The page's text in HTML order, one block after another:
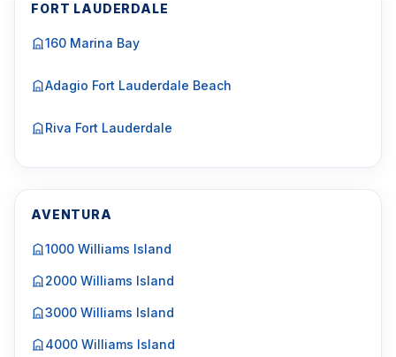
FORT LAUDERDALE
160 Marina Bay
Adagio Fort Lauderdale Beach
Riva Fort Lauderdale
AVENTURA
1000 Williams Island
2000 Williams Island
3000 Williams Island
4000 Williams Island